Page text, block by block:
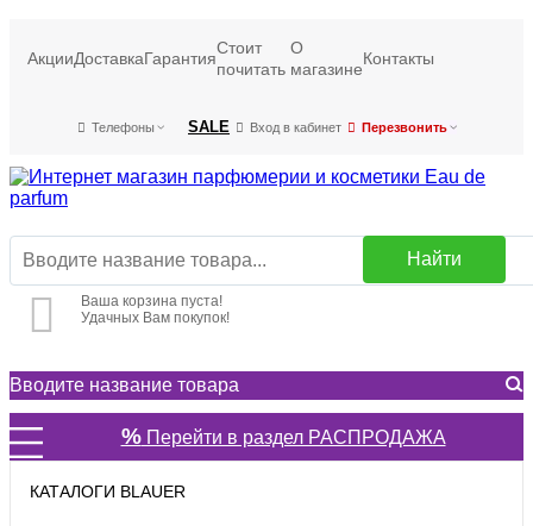
АкцииДоставкаГарантия
Стоит
почитать
О
магазине
Контакты
Телефоны SALE Вход в кабинет Перезвонить
Найти
Ваша корзина пуста!
Удачных Вам покупок!
%Перейти в раздел РАСПРОДАЖА
КАТАЛОГИ BLAUER